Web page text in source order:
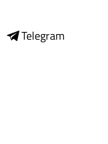
Telegram